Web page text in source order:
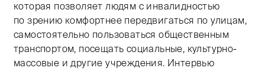
которая позволяет людям с инвалидностью
по зрению комфортнее передвигаться по улицам,
самостоятельно пользоваться общественным
транспортом, посещать социальные, культурно-
массовые и другие учреждения. Интервью